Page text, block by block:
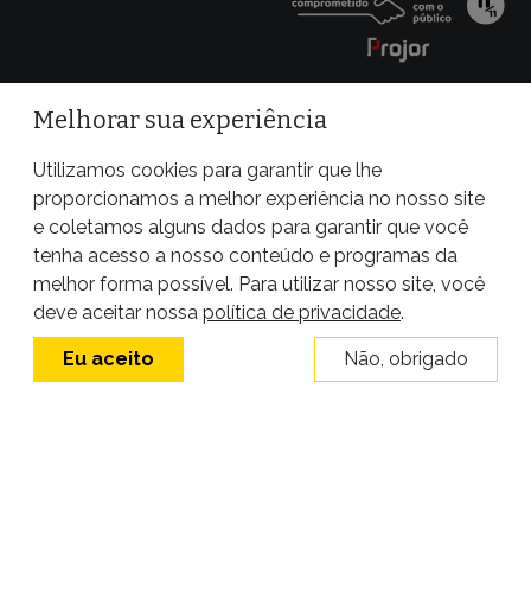
Site desenvolvido por
Melhorar sua experiência
Utilizamos cookies para garantir que lhe
proporcionamos a melhor experiência no nosso site
e coletamos alguns dados para garantir que você
tenha acesso a nosso conteúdo e programas da
melhor forma possível. Para utilizar nosso site, você
deve aceitar nossa política de privacidade.
Eu aceito Não, obrigado